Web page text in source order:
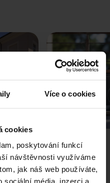
Více o cookies
cookies
poskytování funkcí
návštěvnosti využíváme
jak náš web používáte,
sociální média, inzerci a
Další